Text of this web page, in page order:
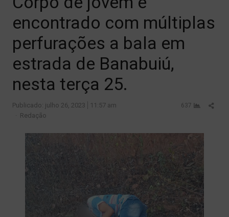
encontrado com múltiplas
perfurações a bala em
estrada de Banabuiú,
nesta terça 25.
Publicado: julho 26, 2023
11:57 am
Author
Redação
637